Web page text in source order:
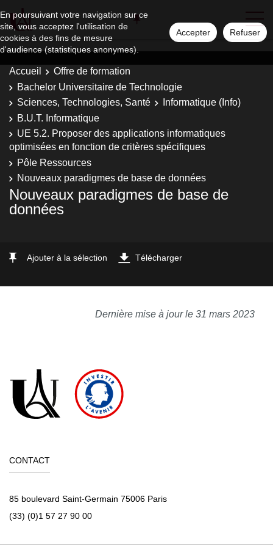
En poursuivant votre navigation sur ce
site, vous acceptez l'utilisation de
cookies à des fins de mesure
d'audience (statistiques anonymes).
Accepter Refuser
Accueil
Offre de formation
Bachelor Universitaire de Technologie
Sciences, Technologies, Santé
Informatique (Info)
B.U.T. Informatique
UE 5.2. Proposer des applications informatiques
optimisées en fonction de critères spécifiques
Pôle Ressources
Nouveaux paradigmes de base de données
Nouveaux paradigmes de base de
données
Ajouter à la sélection Télécharger
Dernière mise à jour le 31 mars 2023
CONTACT
85 boulevard Saint-Germain 75006 Paris
(33) (0)1 57 27 90 00